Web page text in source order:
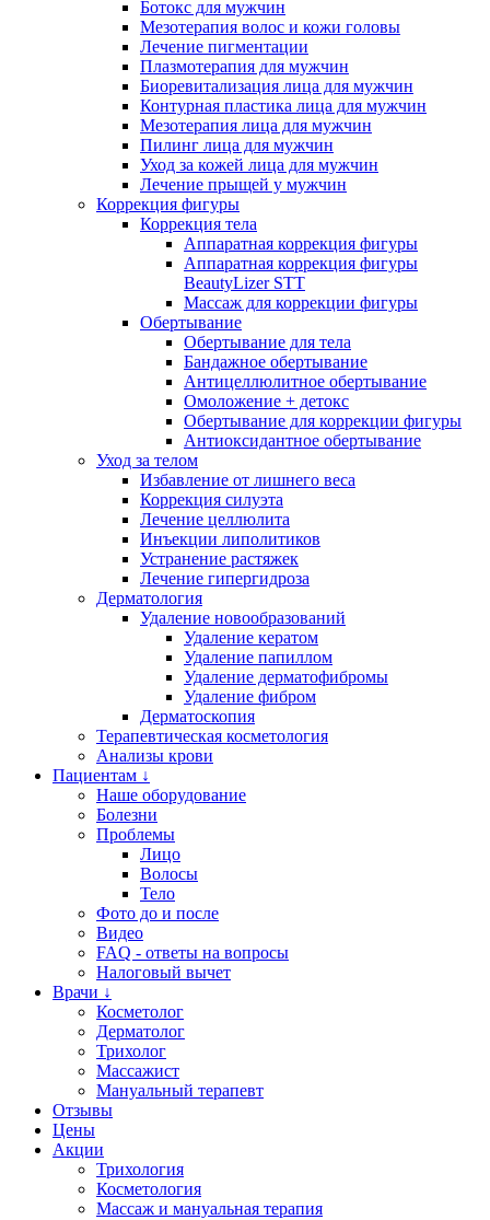
Ботокс для мужчин
Мезотерапия волос и кожи головы
Лечение пигментации
Плазмотерапия для мужчин
Биоревитализация лица для мужчин
Контурная пластика лица для мужчин
Мезотерапия лица для мужчин
Пилинг лица для мужчин
Уход за кожей лица для мужчин
Лечение прыщей у мужчин
Коррекция фигуры
Коррекция тела
Аппаратная коррекция фигуры
Аппаратная коррекция фигуры
BeautyLizer STT
Массаж для коррекции фигуры
Обертывание
Обертывание для тела
Бандажное обертывание
Антицеллюлитное обертывание
Омоложение + детокс
Обертывание для коррекции фигуры
Антиоксидантное обертывание
Уход за телом
Избавление от лишнего веса
Коррекция силуэта
Лечение целлюлита
Инъекции липолитиков
Устранение растяжек
Лечение гипергидроза
Дерматология
Удаление новообразований
Удаление кератом
Удаление папиллом
Удаление дерматофибромы
Удаление фибром
Дерматоскопия
Терапевтическая косметология
Анализы крови
Пациентам ↓
Наше оборудование
Болезни
Проблемы
Лицо
Волосы
Тело
Фото до и после
Видео
FAQ - ответы на вопросы
Налоговый вычет
Врачи ↓
Косметолог
Дерматолог
Трихолог
Массажист
Мануальный терапевт
Отзывы
Цены
Акции
Трихология
Косметология
Массаж и мануальная терапия